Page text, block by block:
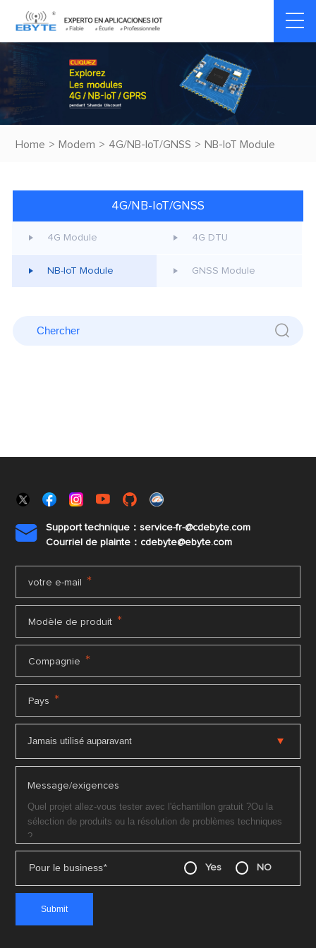
Home > Modem > 4G/NB-IoT/GNSS > NB-IoT Module
4G/NB-IoT/GNSS
4G Module 4G DTU
NB-IoT Module GNSS Module

Support technique：service-fr-@cdebyte.com
Courriel de plainte：cdebyte@ebyte.com
votre e-mail *
Modèle de produit *
Compagnie *
Pays *
Message/exigences
Pour le business* Yes NO